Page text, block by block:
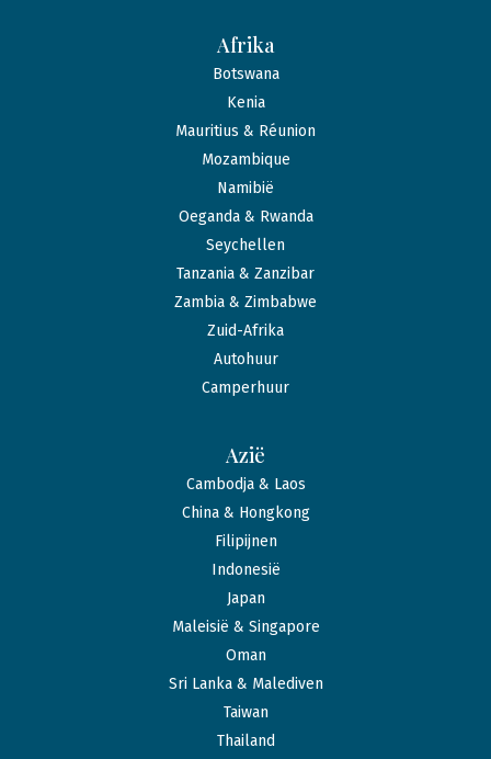
Afrika
Botswana
Kenia
Mauritius & Réunion
Mozambique
Namibië
Oeganda & Rwanda
Seychellen
Tanzania & Zanzibar
Zambia & Zimbabwe
Zuid-Afrika
Autohuur
Camperhuur
Azië
Cambodja & Laos
China & Hongkong
Filipijnen
Indonesië
Japan
Maleisië & Singapore
Oman
Sri Lanka & Malediven
Taiwan
Thailand